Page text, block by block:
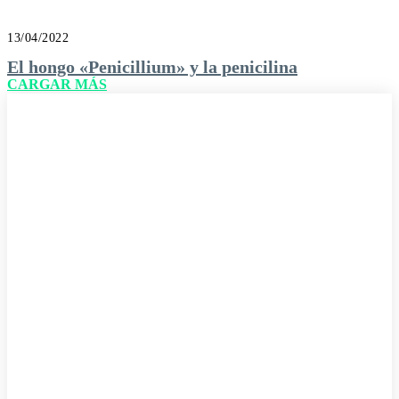
cómo calcularlo
13/04/2022
El hongo «Penicillium» y la penicilina
CARGAR MÁS